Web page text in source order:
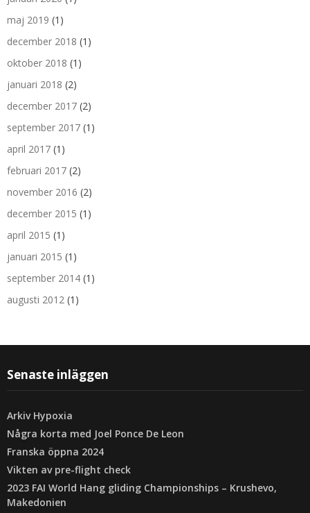
maj 2019 (1)
december 2018 (1)
oktober 2018 (1)
januari 2018 (2)
december 2017 (2)
september 2017 (1)
april 2017 (1)
februari 2017 (2)
november 2016 (2)
december 2015 (1)
april 2015 (1)
januari 2015 (1)
september 2014 (1)
augusti 2012 (1)
Senaste inläggen
Arkiv Hypoxia
Några korta med Joel Ponce De Leon
Franska öppna 2024
Vikten av pre-flight check
2023 FAI World Hang gliding Championships – Krushevo,
Makedonien